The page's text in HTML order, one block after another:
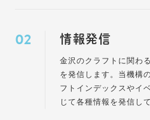
情報発信
金沢のクラフトに関わ
を発信します。当機構
フトインデックスやイ
じて各種情報を発信し